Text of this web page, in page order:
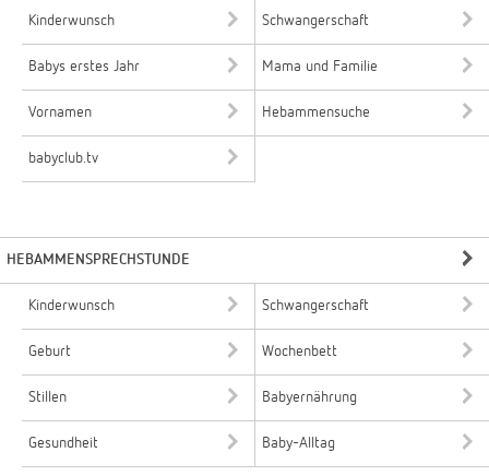
Kinderwunsch Schwangerschaft
Babys erstes Jahr Mama und Familie
Vornamen Hebammensuche
babyclub.tv
HEBAMMENSPRECHSTUNDE
Kinderwunsch Schwangerschaft
Geburt Wochenbett
Stillen Babyernährung
Gesundheit Baby-Alltag